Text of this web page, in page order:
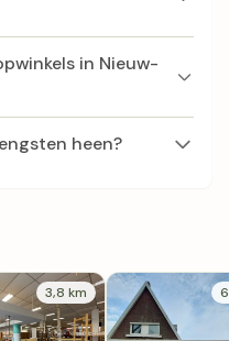
in Nieuw-
heen?
3,8 km